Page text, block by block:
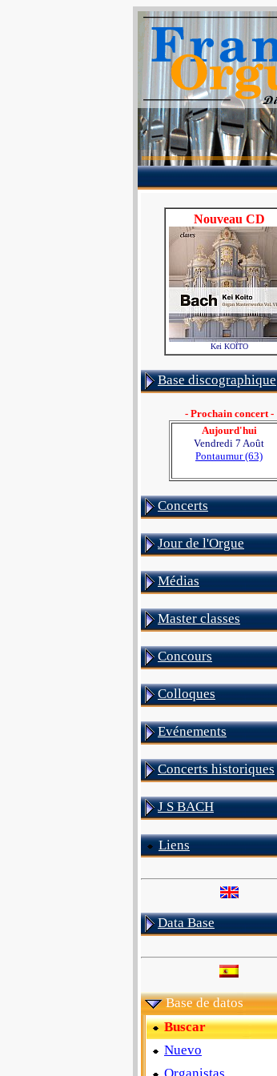
Nouveau CD
Kei KOÏTO
Base discographique
- Prochain concert -
Aujourd'hui
Vendredi 7 Août
Pontaumur (63)
Concerts
Jour de l'Orgue
Médias
Master classes
Concours
Colloques
Evénements
Concerts historiques
J S BACH
Liens
Data Base
Base de datos
Buscar
Nuevo